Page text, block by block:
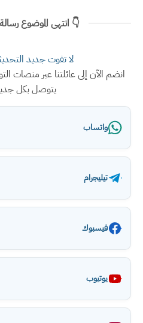
👇 انتهى الموضوع
لا تفوت جديد
انضم الآن إلى عائلتنا عبر منصات
يتوصل بكل
واتساب
تيليجرام
فيسبوك
يوتيوب